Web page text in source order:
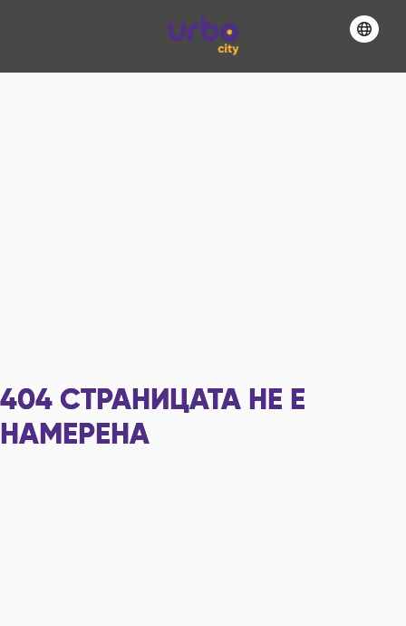
404 СТРАНИЦАТА НЕ Е
НАМЕРЕНА